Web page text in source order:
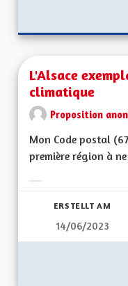
L'Alsace
climatique
Proposition
Mon Code postal
première région à
ERSTELLT AM
14/06/2023